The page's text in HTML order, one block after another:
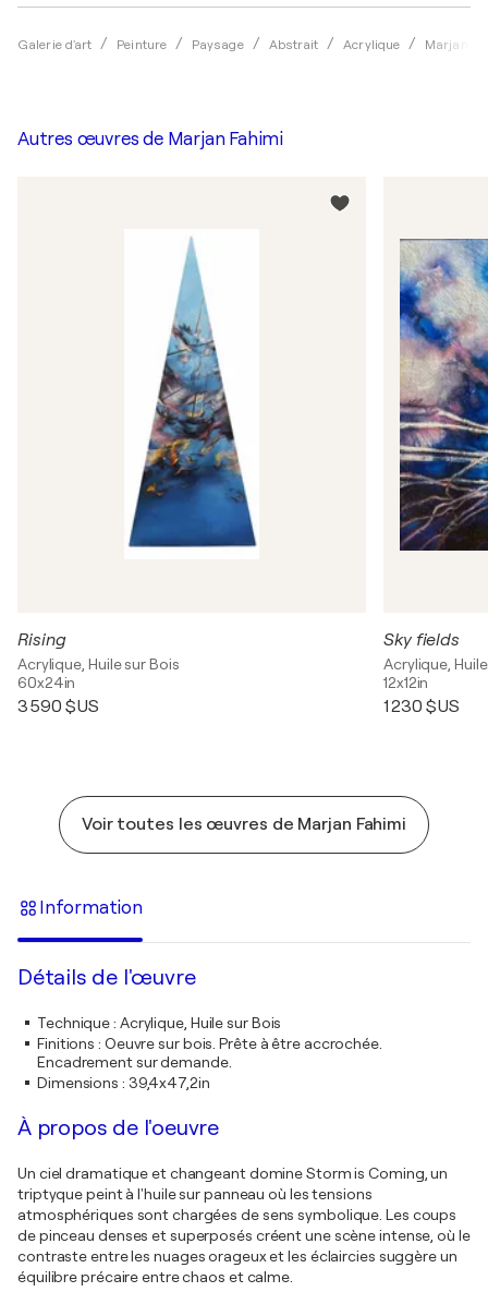
Galerie d'art Peinture Paysage Abstrait Acrylique Marjan
Autres œuvres de Marjan Fahimi
Rising
Acrylique, Huile sur Bois
60x24in
3 590 $US
Sky fields
Acrylique,
12x12in
1 230 $US
Voir toutes les œuvres de Marjan Fahimi
Information
Détails de l'œuvre
Technique: Acrylique, Huile sur Bois
Finitions : Oeuvre sur bois. Prête à être accrochée.
Encadrement sur demande.
Dimensions : 39,4x47,2in
À propos de l'oeuvre
Un ciel dramatique et changeant domine Storm is Coming, un
triptyque peint à l'huile sur panneau où les tensions
atmosphériques sont chargées de sens symbolique. Les coups
de pinceau denses et superposés créent une scène intense, où le
contraste entre les nuages orageux et les éclaircies suggère un
équilibre précaire entre chaos et calme.